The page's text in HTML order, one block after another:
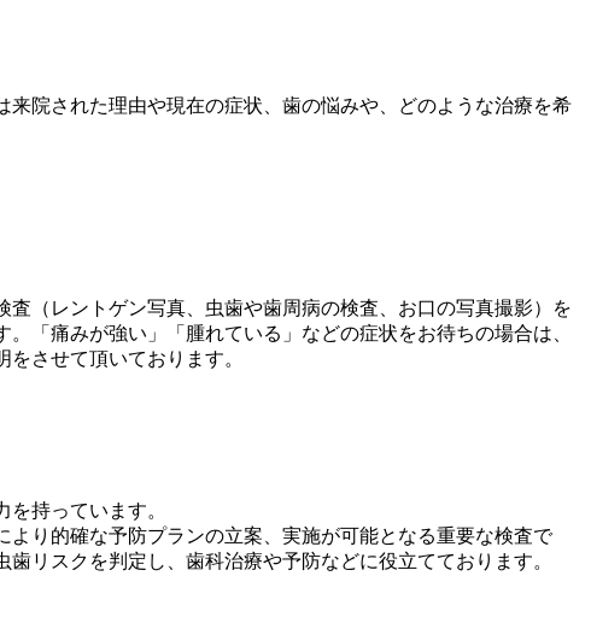
院された理由や現在の症状、歯の悩みや、どのような治療を希
（レントゲン写真、虫歯や歯周病の検査、お口の写真撮影）を
「痛みが強い」「腫れている」などの症状をお待ちの場合は、
させて頂いております。
持っています。
り的確な予防プランの立案、実施が可能となる重要な検査で
リスクを判定し、歯科治療や予防などに役立てております。